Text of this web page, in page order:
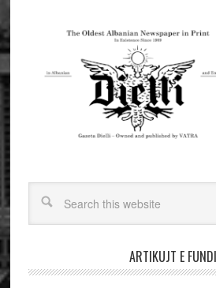
ARTIKUJT E